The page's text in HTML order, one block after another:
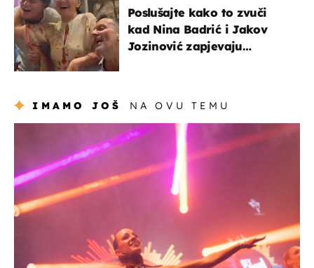
Poslušajte kako to zvuči
kad Nina Badrić i Jakov
Jozinović zapjevaju
IMAMO JOŠ NA OVU TEMU